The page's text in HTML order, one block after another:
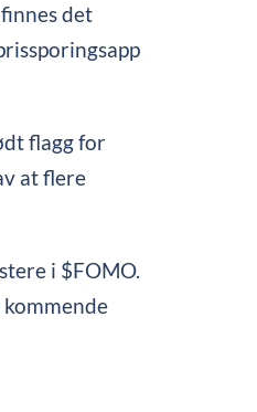
det
flagg for
at flere
i $FOMO.